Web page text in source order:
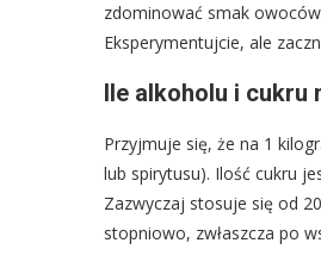
zdominować smak
Eksperymentujcie, ale
Ile alkoholu i cukru
Przyjmuje się, że na 1
lub spirytusu). Ilość cukru
Zazwyczaj stosuje się od
stopniowo, zwłaszcza po